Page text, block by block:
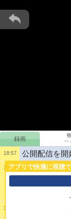
アプリで快適に視聴
--
18:57 公開配信を開
18:57
18:58